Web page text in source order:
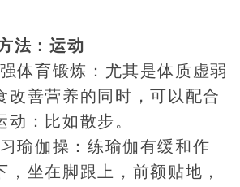
法：运动
育锻炼：尤其是体质虚弱
改善营养的同时，可以配合
：比如散步。
伽操：练瑜伽有缓和作
，坐在脚跟上，前额贴地，